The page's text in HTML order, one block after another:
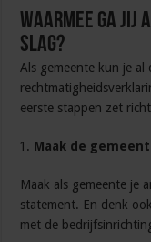
Waarmee ga jij
slag?
Als gemeente kun je
eerste stappen zet
Maak de
Maak als gemeente je
statement. En denk
met de